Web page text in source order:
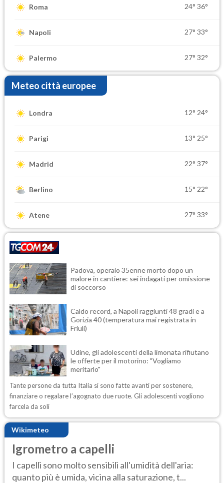
Roma 24° 36°
Napoli 27° 33°
Palermo 27° 32°
Meteo città europee
Londra 12° 24°
Parigi 13° 25°
Madrid 22° 37°
Berlino 15° 22°
Atene 27° 33°
Padova, operaio 35enne morto dopo un
malore in cantiere: sei indagati per omissione
di soccorso
Caldo record, a Napoli raggiunti 48 gradi e a
Gorizia 40 (temperatura mai registrata in
Friuli)
Udine, gli adolescenti della limonata rifiutano
le offerte per il motorino: "Vogliamo
meritarlo"
Tante persone da tutta Italia si sono fatte avanti per sostenere,
finanziare o regalare l’agognato due ruote. Gli adolescenti vogliono
farcela da soli
Wikimeteo
Igrometro a capelli
I capelli sono molto sensibili all'umidità dell'aria:
quanto più è umida, vicina alla saturazione, t...